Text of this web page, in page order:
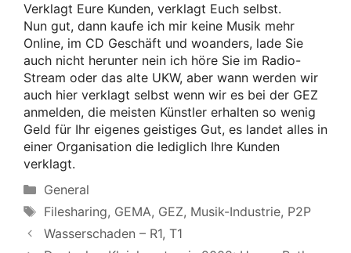
Verklagt Eure Kunden, verklagt Euch selbst.
Nun gut, dann kaufe ich mir keine Musik mehr
Online, im CD Geschäft und woanders, lade Sie
auch nicht herunter nein ich höre Sie im Radio-
Stream oder das alte UKW, aber wann werden wir
auch hier verklagt selbst wenn wir es bei der GEZ
anmelden, die meisten Künstler erhalten so wenig
Geld für Ihr eigenes geistiges Gut, es landet alles in
einer Organisation die lediglich Ihre Kunden
verklagt.
Categories
General
Tags
Filesharing, GEMA, GEZ, Musik-Industrie, P2P
Wasserschaden – R1, T1